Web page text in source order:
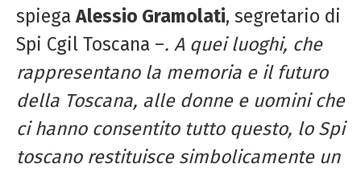
spiega Alessio Gramolati, segretario di
Spi Cgil Toscana –. A quei luoghi, che
rappresentano la memoria e il futuro
della Toscana, alle donne e uomini che
ci hanno consentito tutto questo, lo Spi
toscano restituisce simbolicamente un